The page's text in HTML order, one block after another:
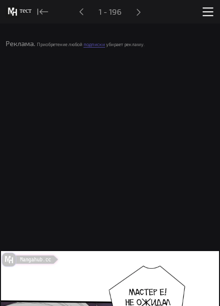
тест 1 - 196
Реклама. Приобретение любой подписки убирает рекламу.